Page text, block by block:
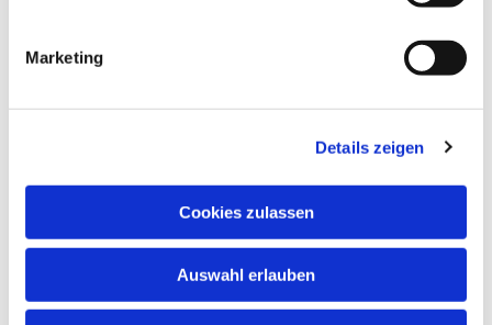
Marketing
Details zeigen
Cookies zulassen
Auswahl erlauben